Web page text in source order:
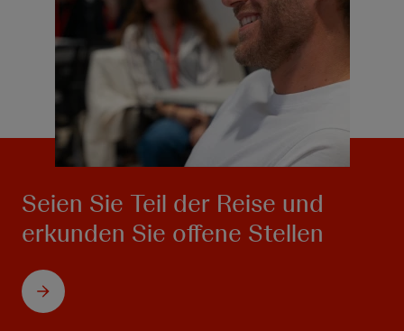
Seien Sie Teil der Reise und
erkunden Sie offene Stellen